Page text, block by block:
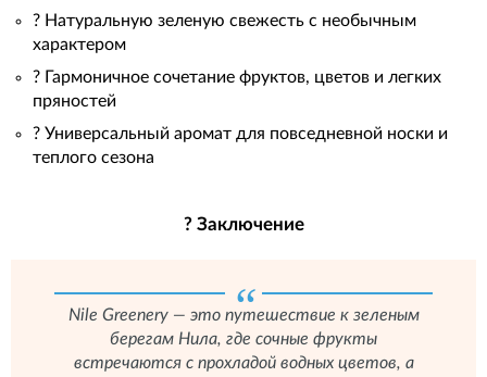
? Натуральную зеленую свежесть с необычным
характером
? Гармоничное сочетание фруктов, цветов и легких
пряностей
? Универсальный аромат для повседневной носки и
теплого сезона
? Заключение
Nile Greenery — это путешествие к зеленым
берегам Нила, где сочные фрукты
встречаются с прохладой водных цветов, а